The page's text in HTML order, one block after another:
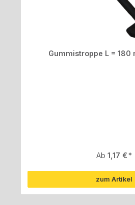
Gummistroppe L = 180
Regulärer
Ab1,17 €
zum Artikel